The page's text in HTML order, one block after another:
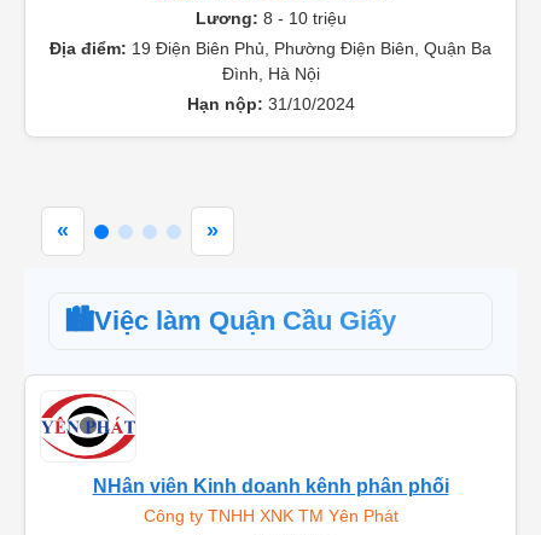
Lương: 8 - 10 triệu
Địa điểm: 19 Điện Biên Phủ, Phường Điện Biên, Quận Ba
Đình, Hà Nội
Hạn nộp: 31/10/2024
« »
🏙️Việc làm Quận Cầu Giấy
NHân viên Kinh doanh kênh phân phối
Công ty TNHH XNK TM Yên Phát